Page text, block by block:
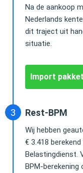
Na de aankoop
Nederlands
dit traject uit
situatie.
Import
Rest-BPM
Wij hebben
€ 3.418
Belastingdienst.
BPM-berekening